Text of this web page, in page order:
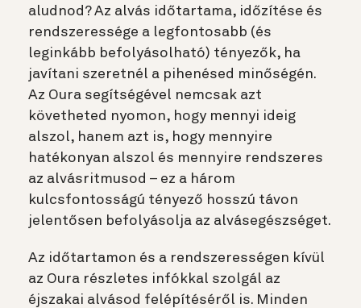
aludnod? Az alvás időtartama, időzítése és
rendszeressége a legfontosabb (és
leginkább befolyásolható) tényezők, ha
javítani szeretnél a pihenésed minőségén.
Az Oura segítségével nemcsak azt
követheted nyomon, hogy mennyi ideig
alszol, hanem azt is, hogy mennyire
hatékonyan alszol és mennyire rendszeres
az alvásritmusod – ez a három
kulcsfontosságú tényező hosszú távon
jelentősen befolyásolja az alvásegészséget.
Az időtartamon és a rendszerességen kívül
az Oura részletes infókkal szolgál az
éjszakai alvásod felépítéséről is. Minden